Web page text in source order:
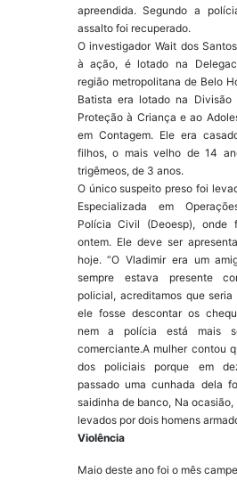
apreendida. Segundo a
assalto foi recuperado.
O investigador Wait dos
à ação, é lotado na
região metropolitana de Belo
Batista era lotado na Divisão
Proteção à Criança e ao
em Contagem. Ele era
filhos, o mais velho de 14
trigêmeos, de 3 anos.
O único suspeito preso foi
Especializada em
Polícia Civil (Deoesp), onde
ontem. Ele deve ser
hoje. “O Vladimir era um
sempre estava presente
policial, acreditamos que
ele fosse descontar os
nem a polícia está mais
comerciante.A mulher contou
dos policiais porque em
passado uma cunhada dela
saidinha de banco, Na
levados por dois homens
Violência
Maio deste ano foi o mês